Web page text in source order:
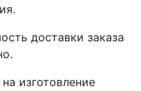
доставки заказа
изготовление